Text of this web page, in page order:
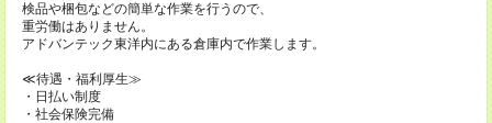
検品や梱包などの簡単な作業を行うので、
重労働はありません。
アドバンテック東洋内にある倉庫内で作業します。
≪待遇・福利厚生≫
・日払い制度
・社会保険完備